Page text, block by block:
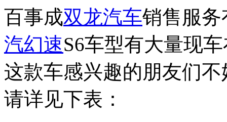
百事成双龙汽车销售服
汽幻速S6车型有大量现
这款车感兴趣的朋友们
请详见下表：